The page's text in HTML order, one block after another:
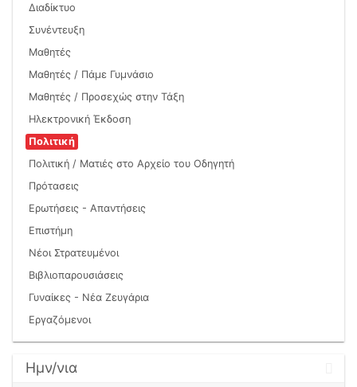
Διαδίκτυο
Συνέντευξη
Μαθητές
Μαθητές / Πάμε Γυμνάσιο
Μαθητές / Προσεχώς στην Τάξη
Ηλεκτρονική Έκδοση
Πολιτική
Πολιτική / Ματιές στο Αρχείο του Οδηγητή
Πρότασεις
Ερωτήσεις - Απαντήσεις
Επιστήμη
Νέοι Στρατευμένοι
Βιβλιοπαρουσιάσεις
Γυναίκες - Νέα Ζευγάρια
Εργαζόμενοι
Ημν/νια